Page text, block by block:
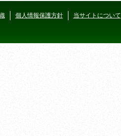
個人情報保護方針 当サイトについて